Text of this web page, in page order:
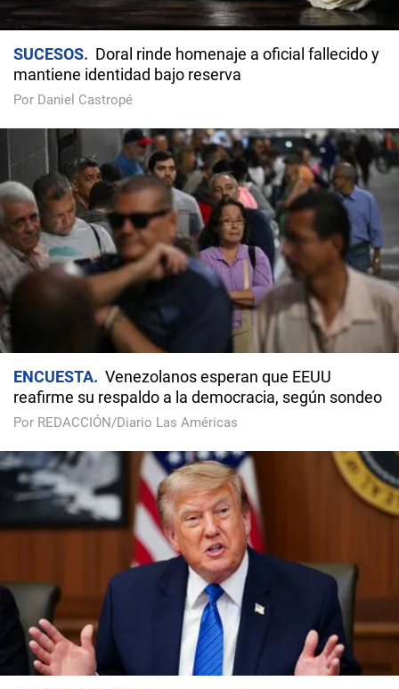
SUCESOS
Doral rinde homenaje a oficial fallecido y
mantiene identidad bajo reserva
Por Daniel Castropé
ENCUESTA
Venezolanos esperan que EEUU
reafirme su respaldo a la democracia, según sondeo
Por REDACCIÓN/Diario Las Américas